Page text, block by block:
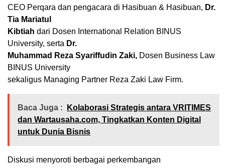
CEO Perqara dan pengacara di Hasibuan & Hasibuan, Dr.
Tia Mariatul
Kibtiah dari Dosen International Relation BINUS
University, serta Dr.
Muhammad Reza Syariffudin Zaki, Dosen Business Law
BINUS University
sekaligus Managing Partner Reza Zaki Law Firm.
Baca Juga :
Kolaborasi Strategis antara VRITIMES
dan Wartausaha.com, Tingkatkan Konten Digital
untuk Dunia Bisnis
Diskusi menyoroti berbagai perkembangan